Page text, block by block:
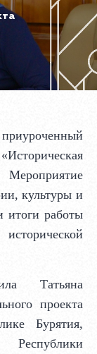
приуроченный
Мероприятие
культуры и
итоги работы
Татьяна
проекта
Бурятия,
Республики